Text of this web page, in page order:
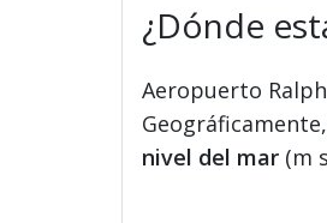
¿Dónde
Aeropuerto
nivel del mar (m